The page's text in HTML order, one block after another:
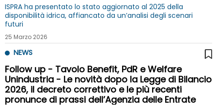
ISPRA ha presentato lo stato aggiornato al 2025 della
disponibilità idrica, affiancato da un’analisi degli scenari
futuri
25 Marzo 2026
NEWS
Follow up - Tavolo Benefit, PdR e Welfare
Unindustria - Le novità dopo la Legge di Bilancio
2026, il decreto correttivo e le più recenti
pronunce di prassi dell’Agenzia delle Entrate